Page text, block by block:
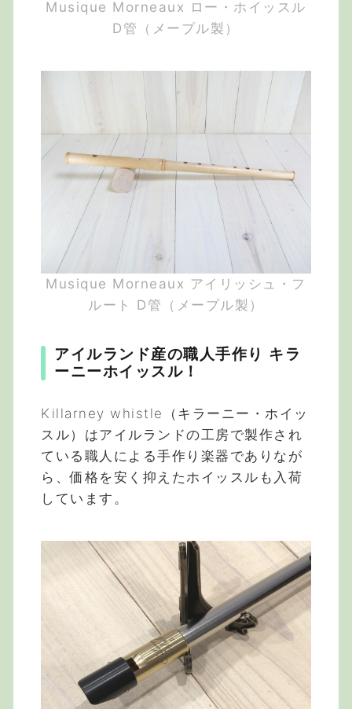
Musique Morneaux ロー・ホイッスル
D管（メープル製）
Musique Morneaux アイリッシュ・フ
ルート D管（メープル製）
アイルランド産の職人手作り キラ
ーニーホイッスル！
Killarney whistle（キラーニー・ホイッ
スル）はアイルランドの工房で製作され
ている職人による手作り楽器でありなが
ら、価格を安く抑えたホイッスルも入荷
しています。